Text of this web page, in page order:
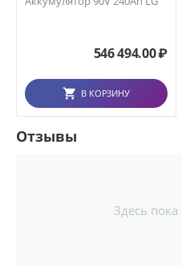
546 494.00₽
В КОРЗИНУ
Отзывы
Здесь